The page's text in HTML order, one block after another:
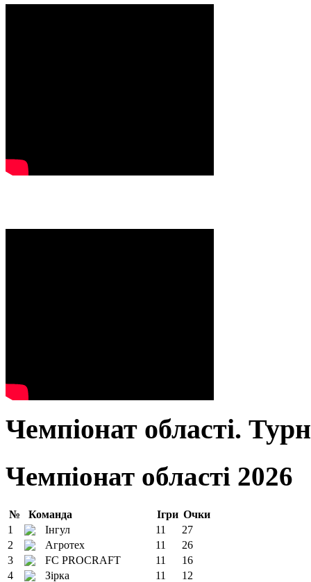
Чемпіонат області.
Чемпіонат області 2026
№ Команда Ігри Очки
1
Інгул 11
27
2
Агротех 11
26
3
FC PROCRAFT 11
16
4
Зірка 11
12